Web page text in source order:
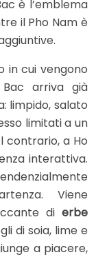
è l’emblema
il Pho Nam è
in cui vengono
arriva già
limpido, salato
limitati a un
contrario, a Ho
interattiva.
Viene
di erbe
di soia, lime e
a piacere,